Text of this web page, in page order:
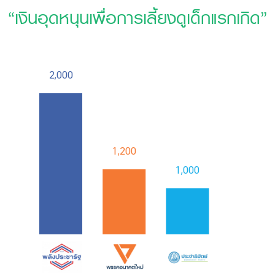
“เงินอุดหนุนเพื่อการเลี้ยงดูเด็กแรกเกิด”
2,000
1,200
1,000